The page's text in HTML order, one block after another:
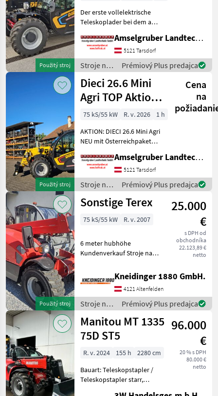
Použitý stroj
Österreichpaket
Der erste vollelektrische
Teleskoplader bei dem an
wurde - MADE BY DIECI!
AKTION: DIECI 26.6 E
Elektro Mini Agri NEU mit
Österreichpaket (TOP
Amselgruber Landtechnik GmbH
5121 Tarsdorf
Stroje na
stavbu /
Dieci
Prémiový Plus predajca
Použitý stroj
Dieci 26.6 Mini
Agri TOP Aktion
mit
Österreichpaket
Cena
na
75 kS/55 kW R. v. 2026
1 h
AKTION: DIECI 26.6 Mini Agri
NEU mit Österreichpaket
Kg Traglast -578cm
Hubhöhe
Werkzeugunterkante -Unter
200cm Bauhöhe -75 PS 4
Zylind
Amselgruber Landtechnik GmbH
5121 Tarsdorf
Stroje na
stavbu /
Dieci
Prémiový Plus predajca
Použitý stroj
Sonstige Terex
25.000
€
s DPH od
obchodníka
22.123,89 €
netto
75 kS/55 kW R. v. 2007
6 meter hubhöhe
Kundenverkauf Stroje na
Kneidinger 1880 GmbH.
4121 Altenfelden
Stroje na
stavbu /
Sonstige
Prémiový Plus predajca
Manitou MT 1335
75D ST5
96.000
€
20 % s DPH
80.000 €
netto
R. v. 2024 155 h
2280 cm
Bauart: Teleskopstapler /
Teleskopstapler starr,